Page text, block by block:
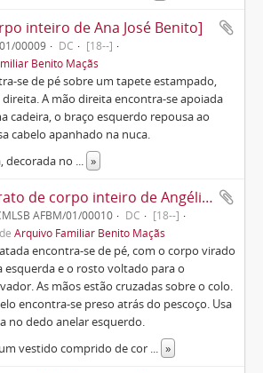
inteiro de Ana José Benito]
00009 DC
[18--]
Benito Maçãs
se de pé sobre um tapete estampado,
A mão direita encontra-se apoiada
cadeira, o braço esquerdo repousa ao
cabelo apanhado na nuca.
decorada no ... »
[Retrato de corpo inteiro de Angélica Bragança]
AFBM/01/00010 DC
[18--]
Arquivo Familiar Benito Maçãs
encontra-se de pé, com o corpo virado
esquerda e o rosto voltado para o
As mãos estão cruzadas sobre o colo.
encontra-se preso atrás do pescoço. Usa
no dedo anelar esquerdo.
vestido comprido de cor ... »